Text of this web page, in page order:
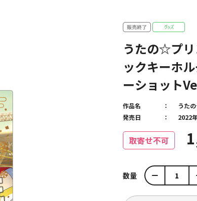
うたの☆プ
ックキーホ
ーショット
取寄せ不可
作品名
うた
発売日
2022
数量